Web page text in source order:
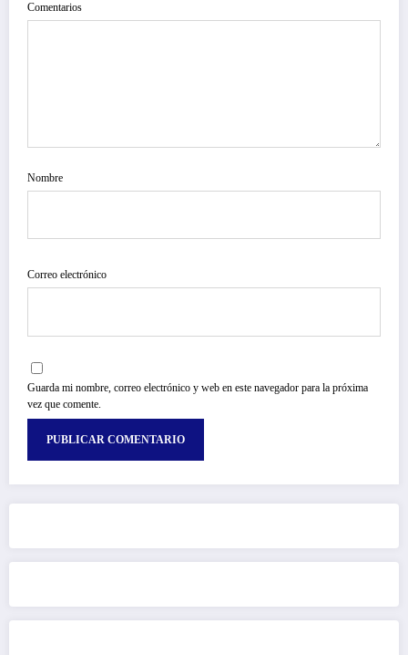
Comentarios
Nombre
Correo electrónico
Guarda mi nombre, correo electrónico y web en este navegador para la próxima
vez que comente.